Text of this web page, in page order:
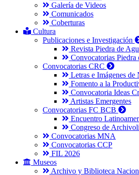
Galería de Videos
Comunicados
Coberturas
Cultura
Publicaciones e Investigación
Revista Piedra de
Convocatorias Piedra
Convocatorias CRC
Letras e Imágenes
Fomento a la
Convocatoria Ideas
Artistas Emergentes
Convocatorias FC BCB
Encuentro
Congreso de
Convocatorias MNA
Convocatorias CCP
FIL 2026
Museos
Archivo y Biblioteca